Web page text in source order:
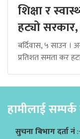
शिक्षा र
हट्यो
बर्दिवास, ५ साउन ।
प्रतिशत समता कर
हामीलाई
सुचना बिभाग दर्ता नं